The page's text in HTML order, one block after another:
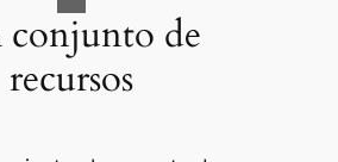
de
recursos